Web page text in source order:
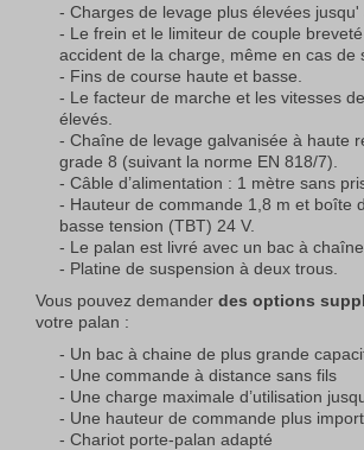
Charges de levage plus élevées jusqu'
Le frein et le limiteur de couple
accident de la charge, même en cas de
Fins de course haute et basse.
Le facteur de marche et les vitesses
élevés.
Chaîne de levage galvanisée à haute
grade 8 (suivant la norme EN 818/7).
Câble d’alimentation : 1 mètre sans
Hauteur de commande 1,8 m et boîte
basse tension (TBT) 24 V.
Le palan est livré avec un bac à chaîne.
Platine de suspension à deux trous.
Vous pouvez demander des options
votre palan :
Un bac à chaine de plus grande
Une commande à distance sans fils
Une charge maximale d’utilisation
Une hauteur de commande plus
Chariot porte-palan adapté